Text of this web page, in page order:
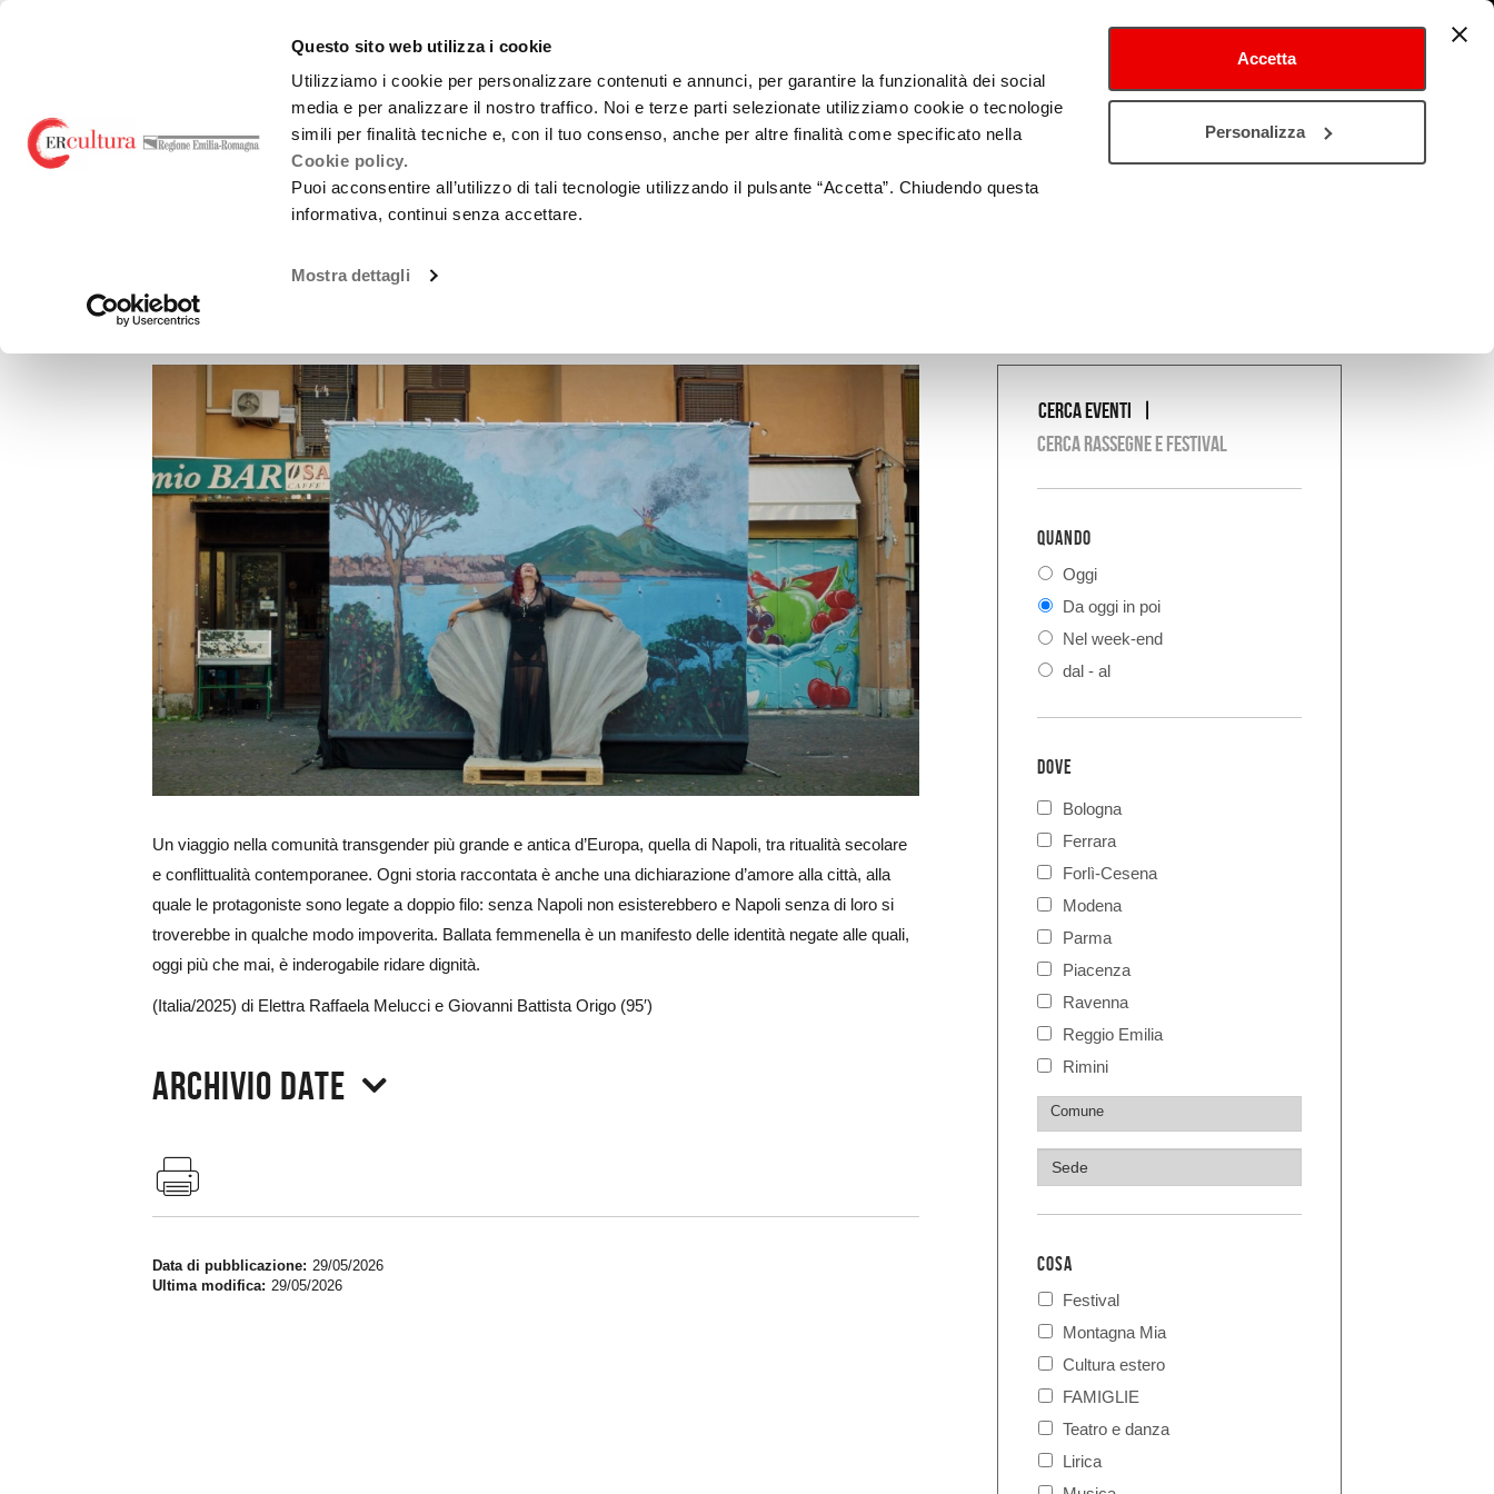
Questo sito web utilizza i cookie
Utilizziamo i cookie per personalizzare contenuti e annunci, per garantire la funzionalità dei social
media e per analizzare il nostro traffico. Noi e terze parti selezionate utilizziamo cookie o tecnologie
simili per finalità tecniche e, con il tuo consenso, anche per altre finalità come specificato nella
Cookie policy.
Puoi acconsentire all’utilizzo di tali tecnologie utilizzando il pulsante “Accetta”. Chiudendo questa
informativa, continui senza accettare.
Mostra dettagli
Accetta
Personalizza
Torna
Cerca
Salta
Salta
emiliaromagnacultura/cartellone
Teatro e danza Lirica Musica Cinema Festival Cultura estero
cura
Cultura
Paesaggio
Ballata femmenella
Un viaggio nella comunità transgender più grande e antica d’Europa, quella di Napoli, tra ritualità secolare
e conflittualità contemporanee. Ogni storia raccontata è anche una dichiarazione d’amore alla città, alla
quale le protagoniste sono legate a doppio filo: senza Napoli non esisterebbero e Napoli senza di loro si
troverebbe in qualche modo impoverita. Ballata femmenella è un manifesto delle identità negate alle quali,
oggi più che mai, è inderogabile ridare dignità.
(Italia/2025) di Elettra Raffaela Melucci e Giovanni Battista Origo (95′)
Archivio date
Data di pubblicazione
29/05/2026
Ultima modifica
29/05/2026
COSA
Cerca eventi
Cerca rassegne e festival
QUANDO
Oggi
Da oggi in poi
Nel week-end
dal - al
DOVE
Bologna
Ferrara
Forlì-Cesena
Modena
Parma
Piacenza
Ravenna
Reggio Emilia
Rimini
COSA
Festival
Montagna Mia
Cultura estero
FAMIGLIE
Teatro e danza
Lirica